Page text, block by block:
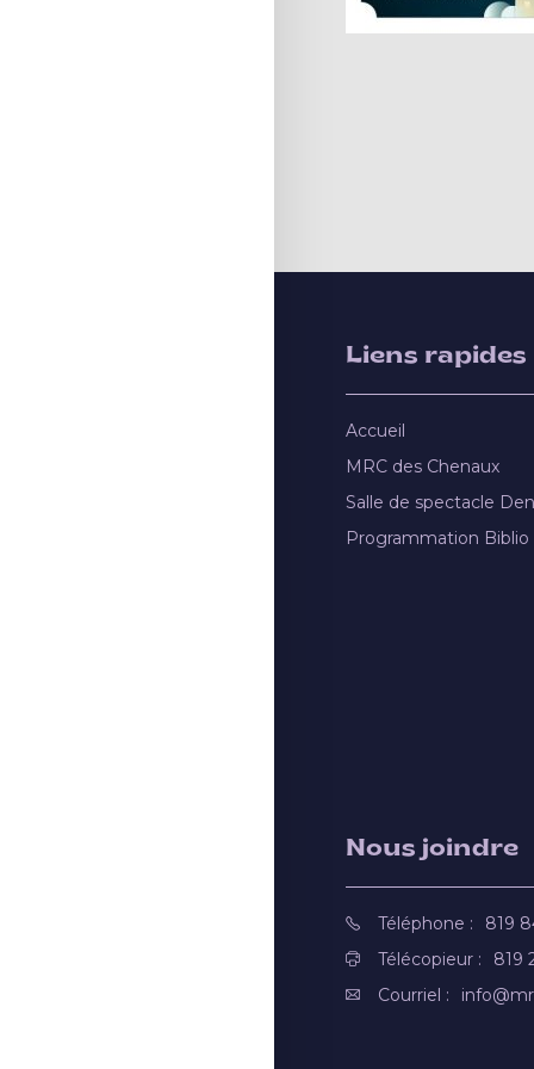
Liens rapides
Accueil
MRC des Chenaux
Salle de spectacle
Programmation Biblio
Nous joindre
Téléphone :
819
Télécopieur :
819
Courriel :